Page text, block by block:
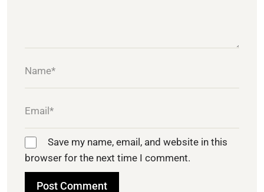
Save my name, email, and website in this
browser for the next time I comment.